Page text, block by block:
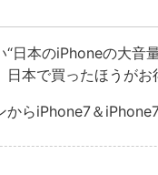
“日本のiPhoneの大音
本で買ったほうがお
からiPhone7＆